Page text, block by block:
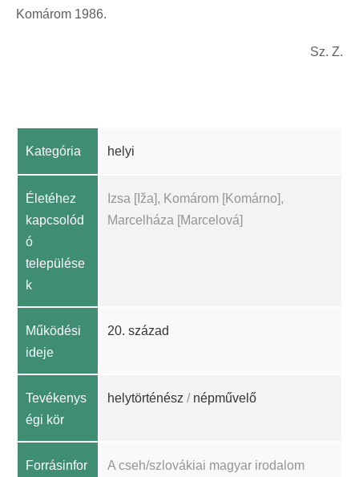
Komárom 1986.
Sz. Z.
Kategória helyi
Életéhez
kapcsolód
ó
települése
k
Izsa [Iža], Komárom [Komárno],
Marcelháza [Marcelová]
Működési
ideje
20. század
Tevékenys
égi kör
helytörténész / népművelő
Forrásinfor
A cseh/szlovákiai magyar irodalom